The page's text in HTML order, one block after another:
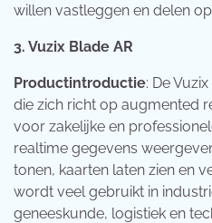
willen vastleggen en delen
3. Vuzix Blade AR
Productintroductie: De
die zich richt op augmented
voor zakelijke en
realtime gegevens
tonen, kaarten laten zien en
wordt veel gebruikt in
geneeskunde, logistiek en